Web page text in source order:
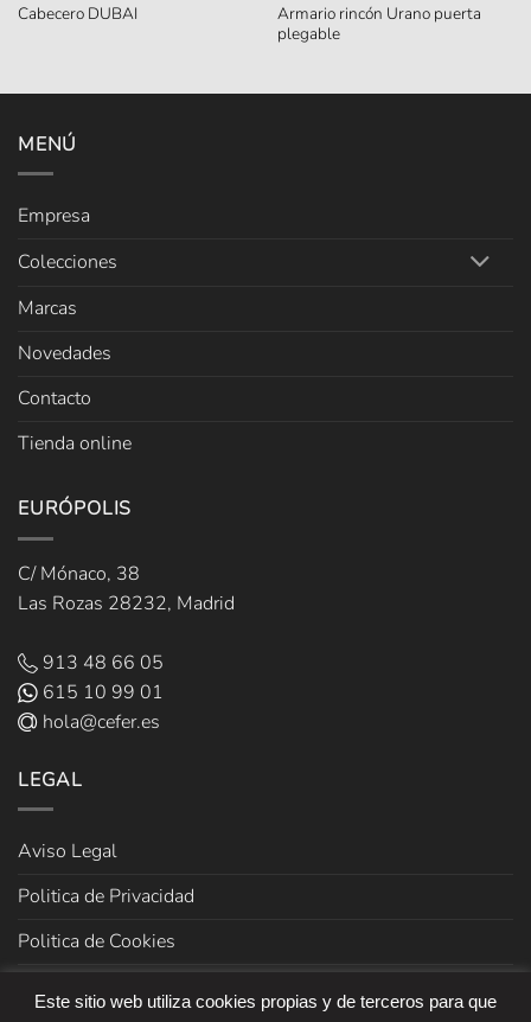
Cabecero DUBAI
Armario rincón Urano puerta
plegable
MENÚ
Empresa
Colecciones
Marcas
Novedades
Contacto
Tienda online
EURÓPOLIS
C/ Mónaco, 38
Las Rozas 28232, Madrid
913 48 66 05
615 10 99 01
hola@cefer.es
LEGAL
Aviso Legal
Politica de Privacidad
Politica de Cookies
Este sitio web utiliza cookies propias y de terceros para que